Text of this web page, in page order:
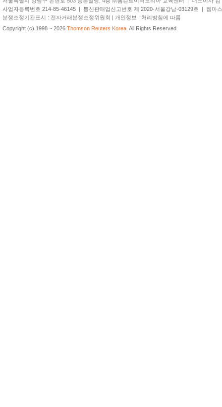
사업자등록번호 214-85-46145 | 통신판매업신고번호 제 2020-서울강남-03129호 | 웹마
분쟁조정기관표시 : 전자거래분쟁조정위원회 | 개인정보 : 처리방침에 따름
Copyright (c) 1998 ~ 2026 Thomson Reuters Korea . All Rights Reserved.